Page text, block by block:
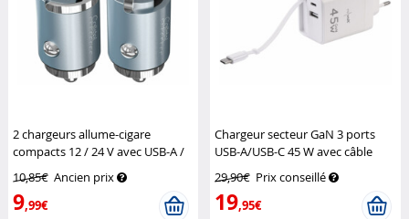
2 chargeurs allume-cigare
compacts 12 / 24 V avec USB-A /
Callstel
10,85€ Ancien prix
9,99€
Chargeur secteur GaN 3 ports
USB-A/USB-C 45 W avec câble
Revolt
29,90€ Prix conseillé
19,95€